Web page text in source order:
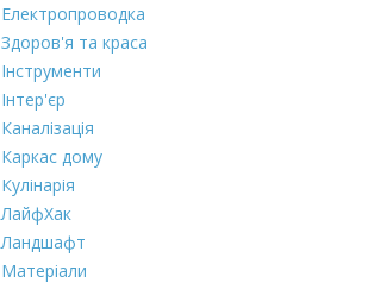
Електропроводка
Здоров'я та краса
Інструменти
Інтер'єр
Каналізація
Каркас дому
Кулінарія
ЛайфХак
Ландшафт
Матеріали